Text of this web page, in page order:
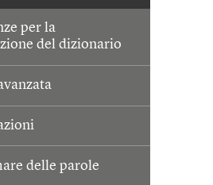
per la
del dizionario
delle parole